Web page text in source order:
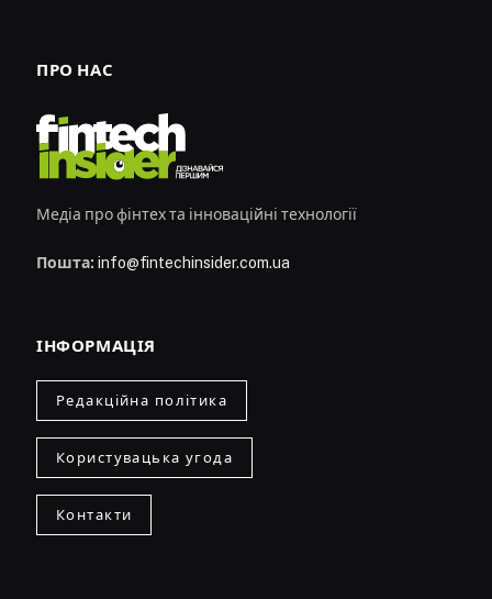
ПРО НАС
Медіа про фінтех та інноваційні технології
Пошта: info@fintechinsider.com.ua
ІНФОРМАЦІЯ
Редакційна політика
Користувацька угода
Контакти